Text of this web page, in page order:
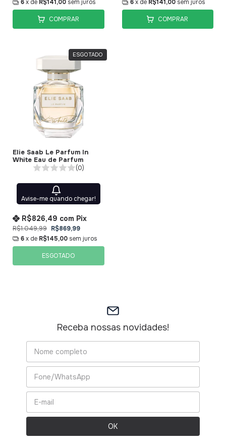
6x de R$141,00 sem juros
COMPRAR
6 x de R$141,00 sem juros
COMPRAR
ESGOTADO
Elie Saab Le Parfum In
White Eau de Parfum
(0)
Avise-me quando chegar!
R$1.049,99 R$869,99
R$826,49 com Pix
6x de R$145,00 sem juros
ESGOTADO
Receba nossas novidades!